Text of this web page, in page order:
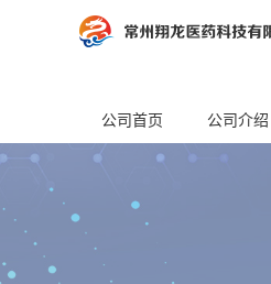
公司首页 公司介绍